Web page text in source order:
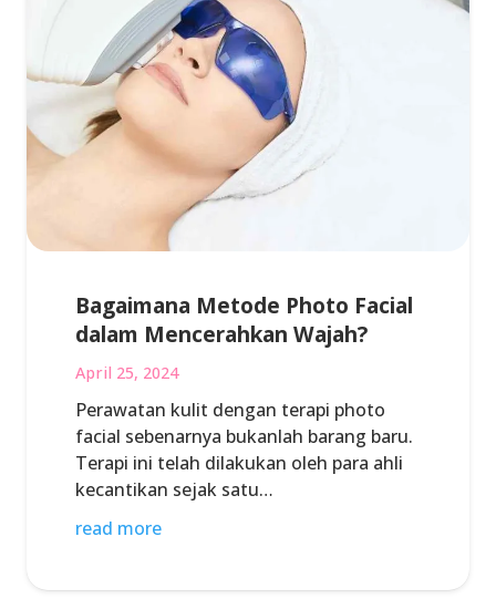
Bagaimana Metode Photo Facial
dalam Mencerahkan Wajah?
April 25, 2024
Perawatan kulit dengan terapi photo
facial sebenarnya bukanlah barang baru.
Terapi ini telah dilakukan oleh para ahli
kecantikan sejak satu…
read more